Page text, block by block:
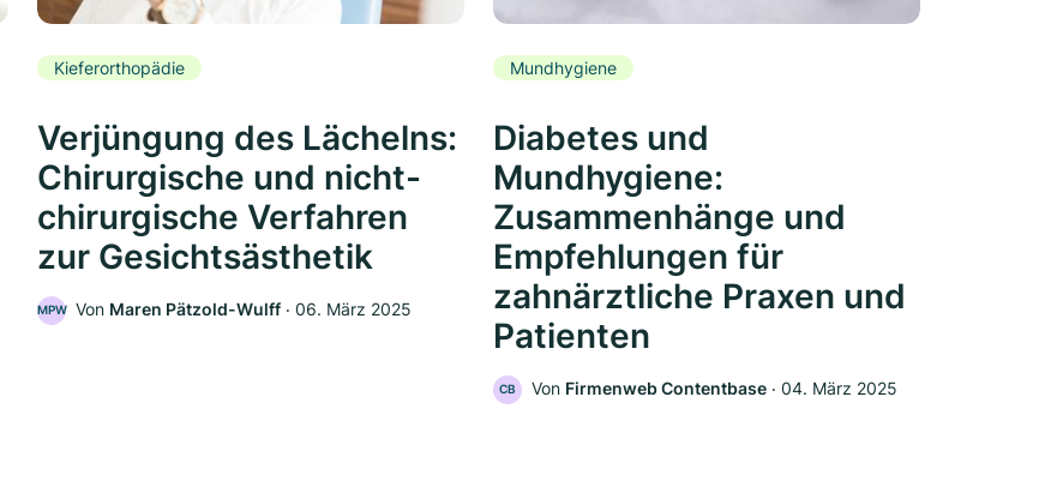
Kieferorthopädie
Verjüngung des Lächelns:
Chirurgische und nicht-
chirurgische Verfahren
zur Gesichtsästhetik
MPW Von Maren Pätzold-Wulff ‧ 06. März 2025
Mundhygiene
Diabetes und
Mundhygiene:
Zusammenhänge und
Empfehlungen für
zahnärztliche Praxen und
Patienten
CB Von Firmenweb Contentbase ‧ 04. März 2025